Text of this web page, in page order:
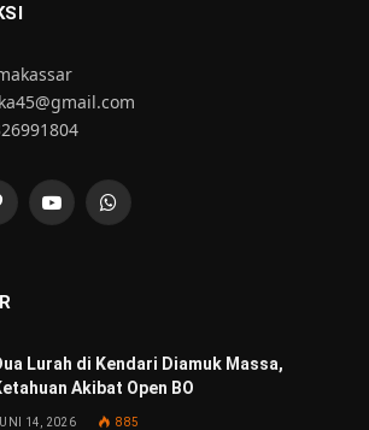
YouTubeWhatsApp
Lurah di Kendari Diamuk Massa,
Akibat Open BO
14, 2026 885